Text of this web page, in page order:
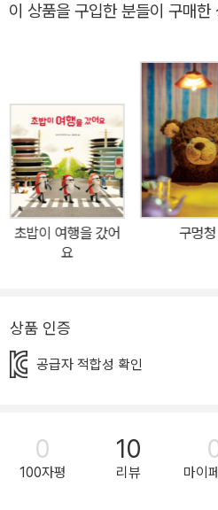
하는 과정을 그렸다면 신작 그림책 《
을 선보입니다. 연어? 아니면 계란말
는 초밥, 유행이라는 녹차 맛 모자를
으러 미용실에 가는 연필, 따끈따끈한
두……. 지금 내 눈앞에 놓인 물건들도
의 모습이 된 것은 아닐까요? 일상을
어처 세상이 펼쳐집니다. 일상을 설레는 상상으로 채우는 미니어처의
마법 세계적으로 활동하는 미니어처
첫 그림책 《작고 작고 큰》에서 평
이번 그림책 《초밥이 옷을 사러 갔어
물건이 어떤 과정을 거쳐 지금의 모습
고민하는 초밥, 초코 맛 모자를 골랐
맛 모자를 살펴보는 아이스크림, 머
필……. 평소 특별히 주의를 기울이지
이 상품을 구입한 분들이 구매한
초밥이 여행을 갔어
요
구멍청
상품 인증
공급자 적합성 확인
0
100자평
10
리뷰 마이